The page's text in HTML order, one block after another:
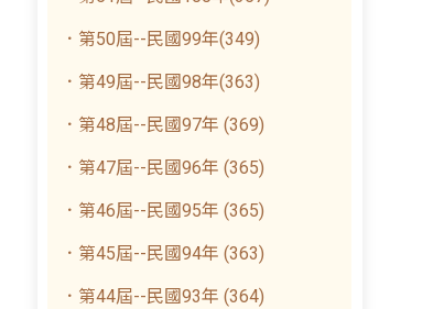
．第50屆--民國99年(349)
．第49屆--民國98年(363)
．第48屆--民國97年 (369)
．第47屆--民國96年 (365)
．第46屆--民國95年 (365)
．第45屆--民國94年 (363)
．第44屆--民國93年 (364)